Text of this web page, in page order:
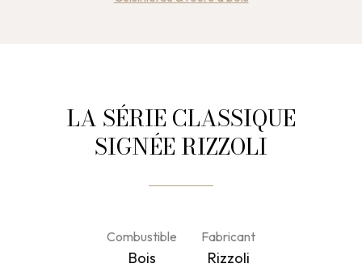
LA SÉRIE CLASSIQUE
SIGNÉE RIZZOLI
Combustible
Bois
Fabricant
Rizzoli